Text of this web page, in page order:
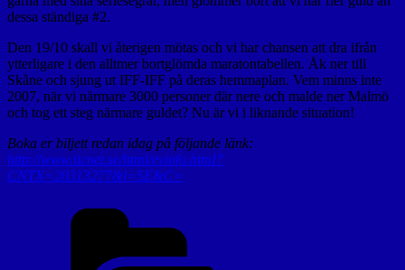
dessa ständiga #2.
Den 19/10 skall vi återigen mötas och vi har chansen att dra ifrån
ytterligare i den alltmer bortglömda maratontabellen. Åk ner till
Skåne och sjung ut IFF-IFF på deras hemmaplan. Vem minns inte
2007, när vi närmare 3000 personer där nere och malde ner Malmö
och tog ett steg närmare guldet? Nu är vi i liknande situation!
Boka er biljett redan idag på följande länk:
http://www.ticnet.se/html/evinfo.htmI?
CNTX=20313277&l=SE&C=